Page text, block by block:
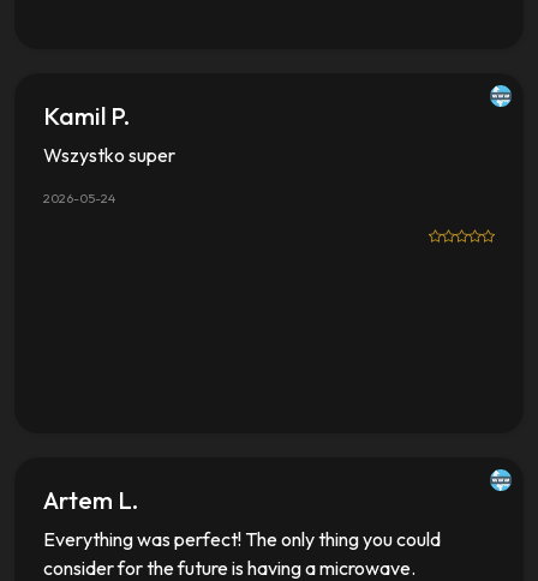
Kamil P.
Wszystko super
2026-05-24
Artem L.
Everything was perfect! The only thing you could
consider for the future is having a microwave.